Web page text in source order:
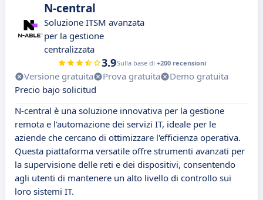
N-central
Soluzione ITSM avanzata
per la gestione
centralizzata
3.9Sulla base di +200 recensioni
Versione gratuita Prova gratuita
Demo gratuita
Precio bajo solicitud
N-central è una soluzione innovativa per la gestione
remota e l'automazione dei servizi IT, ideale per le
aziende che cercano di ottimizzare l'efficienza operativa.
Questa piattaforma versatile offre strumenti avanzati per
la supervisione delle reti e dei dispositivi, consentendo
agli utenti di mantenere un alto livello di controllo sui
loro sistemi IT.